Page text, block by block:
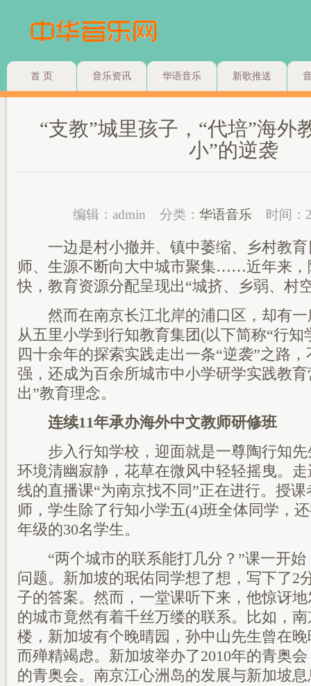
首 页 音乐资讯 华语音乐 新歌推送
“支教”城里孩子，“代培”海外
小”的逆袭
编辑：admin 分类： 华语音乐 时间：
一边是村小撤并、镇中萎缩、乡村教育
师、生源不断向大中城市聚集……近年来，
快，教育资源分配呈现出“城挤、乡弱、村
然而在南京长江北岸的浦口区，却有一
从五里小学到行知教育集团(以下简称“行知
四十余年的探索实践走出一条“逆袭”之路
强，还成为百余所城市中小学研学实践教
出”教育理念。
连续11年承办海外中文教师研修班
步入行知学校，迎面就是一尊陶行知先
环境清幽寂静，花草在微风中轻轻摇曳。
线的直播课“为南京找不同”正在进行。授
师，学生除了行知小学五(4)班全体同学，
年级的30名学生。
“两个城市的联系能打几分？”课一开始
问题。新加坡的珉佑同学想了想，写下了2
子的答案。然而，一堂课听下来，他惊讶
的城市竟然有着千丝万缕的联系。比如，
楼，新加坡有个晚晴园，孙中山先生曾在
而殚精竭虑。新加坡举办了2010年的青奥
的青奥会。南京江心洲岛的发展与新加坡